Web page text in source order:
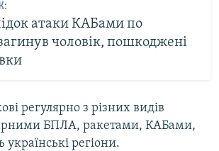
атаки КАБами по
чоловік, пошкоджені
регулярно з різних видів
БПЛА, ракетами, КАБами,
регіони.